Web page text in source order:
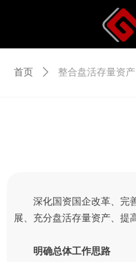
首页 ꄲ 整合盘活存量资
深化国资国企改革、完
展、充分盘活存量资产、提
明确总体工作思路